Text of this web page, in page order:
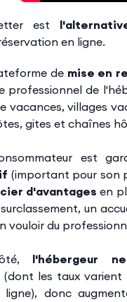
est
en ligne.
de mise en
professionnel de
vacances, villages
gites et chaînes
est
(important pour son
d'avantages en
un
vouloir du
l'hébergeur
(dont les taux varient
ligne), donc